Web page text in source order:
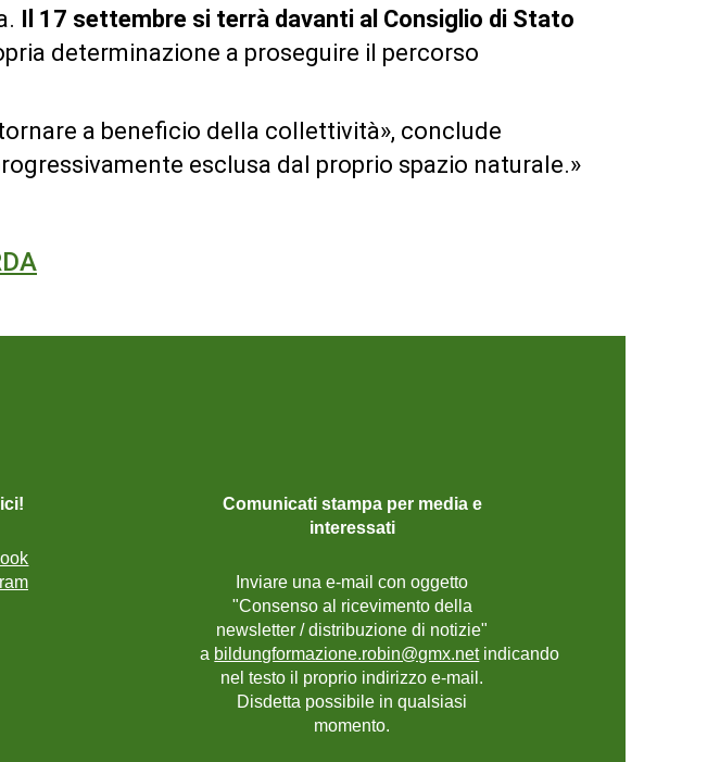
Il 17 settembre si terrà davanti al Consiglio di Stato
determinazione a proseguire il percorso
a beneficio della collettività», conclude
esclusa dal proprio spazio naturale.»
Comunicati stampa per media e
interessati
Inviare una e-mail con oggetto
"Consenso al ricevimento della
newsletter / distribuzione di notizie"
a bildungformazione.robin@gmx.netindicando
nel testo il proprio indirizzo e-mail.
Disdetta possibile in qualsiasi
momento.